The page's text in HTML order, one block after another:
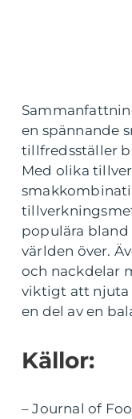
en spännande
tillfredsställer
Med olika
populära
världen över.
och nackdelar
viktigt att njuta
en del av en
Källor:
– Journal of